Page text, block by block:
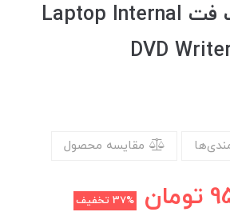
داخلی لپ تاپ فت Laptop Internal
DVD
مقایسه محصول
تومان 37% تخفیف